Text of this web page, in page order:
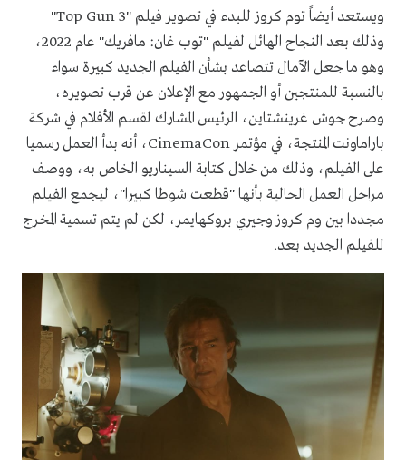
ويستعد أيضاً توم كروز للبدء في تصوير فيلم "Top Gun 3"
وذلك بعد النجاح الهائل لفيلم "توب غان: مافريك" عام 2022،
وهو ما جعل الآمال تتصاعد بشأن الفيلم الجديد كبيرة سواء
بالنسبة للمنتجين أو الجمهور مع الإعلان عن قرب تصويره،
وصرح جوش غرينشتاين، الرئيس المشارك لقسم الأفلام في شركة
باراماونت المنتجة، في مؤتمر CinemaCon، أنه بدأ العمل رسميا
على الفيلم، وذلك من خلال كتابة السيناريو الخاص به، ووصف
مراحل العمل الحالية بأنها "قطعت شوطا كبيرا"، ليجمع الفيلم
مجددا بين وم كروز وجيري بروكهايمر، لكن لم يتم تسمية المخرج
للفيلم الجديد بعد.